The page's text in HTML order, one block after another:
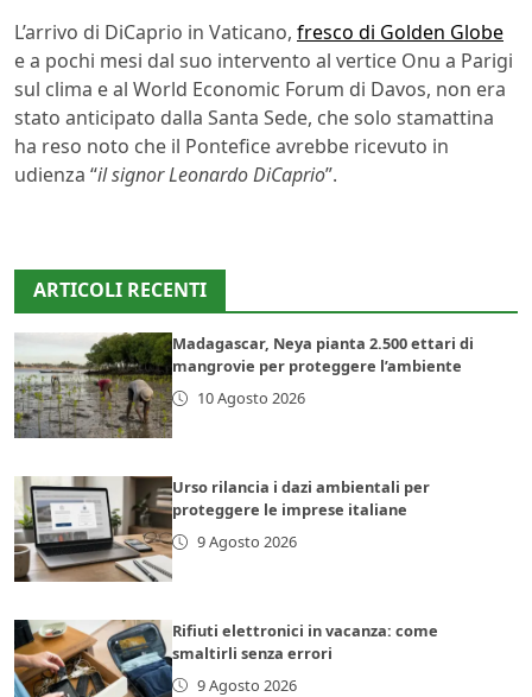
L’arrivo di DiCaprio in Vaticano, fresco di Golden Globe
e a pochi mesi dal suo intervento al vertice Onu a Parigi
sul clima e al World Economic Forum di Davos, non era
stato anticipato dalla Santa Sede, che solo stamattina
ha reso noto che il Pontefice avrebbe ricevuto in
udienza “il signor Leonardo DiCaprio”.
ARTICOLI RECENTI
Madagascar, Neya pianta 2.500 ettari di
mangrovie per proteggere l’ambiente
10 Agosto 2026
Urso rilancia i dazi ambientali per
proteggere le imprese italiane
9 Agosto 2026
Rifiuti elettronici in vacanza: come
smaltirli senza errori
9 Agosto 2026